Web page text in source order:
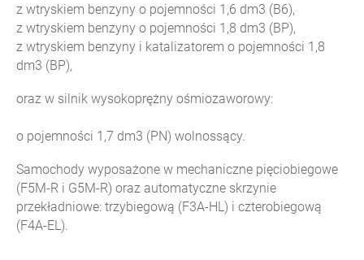
z wtryskiem benzyny o pojemności 1,6 dm3 (B6),
z wtryskiem benzyny o pojemności 1,8 dm3 (BP),
z wtryskiem benzyny i katalizatorem o pojemności 1,8
dm3 (BP),
oraz w silnik wysokoprężny ośmiozaworowy:
o pojemności 1,7 dm3 (PN) wolnossący.
Samochody wyposażone w mechaniczne pięciobiegowe
(F5M-R i G5M-R) oraz automatyczne skrzynie
przekładniowe: trzybiegową (F3A-HL) i czterobiegową
(F4A-EL).